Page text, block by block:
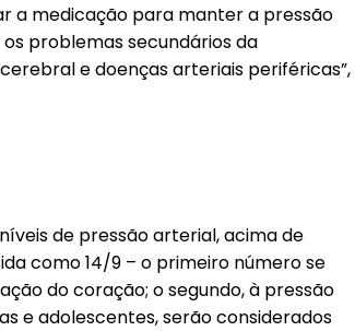
a medicação para manter a pressão
problemas secundários da
e doenças arteriais periféricas”,
de pressão arterial, acima de
como 14/9 – o primeiro número se
do coração; o segundo, à pressão
e adolescentes, serão considerados